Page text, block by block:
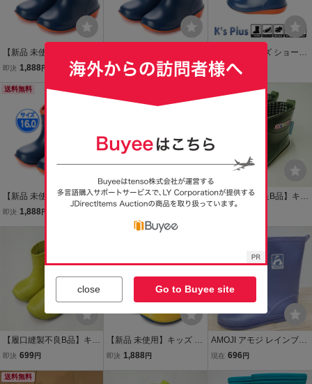
【新品 未使用】キッズ 長
靴 ネイビー 19.0cm 紺 18
即決 1,888円
靴 ネイビー 14.0cm 紺 18
003
即決 1,888円
未使用品 キッズ ショート
レインブーツ ネイビー 1
5.0cm レインシューズ 長
靴 防水 防滑底 バイカラー
カラフル マット調 星型模
即決 1,400
送料無料
【新品 未使用】キッズ 長
靴 ネイビー 16.0cm 紺 18
即決 1,888円
【新品 未使用】キッズ 長
靴 ネイビー 18.0cm 紺 18
【履口縫製不良B品】キッ
ズ ショート レインブーツ
ン レインシューズ 長靴 防
水 防滑底 男の子 女の子 1
【履口縫製不良B品】キッ
ズ ショート レインブーツ
レインシューズ 長靴 防水
即決 699 円
送料無料
【新品 未使用】キッズ 長
靴 イエロー 15.0cm 1800
即決 1,888円
AMOJI アモジ レインブー
ツ 23cm ネイビー/紺 長靴/
キッズ[OA04700]
現在 696 円
送料無料
close Go to Buyee site